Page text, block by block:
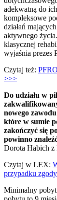
adekwatną do
kompleksowe
działań
aktywnego
klasycznej
wyjaśnia prezes
Czytaj też:
>>>
Do udziału w
nowego
które w sumie
zakończyć się
powinno
Dorota Habich z
Czytaj w LEX:
przypadku
Minimalny pobyt